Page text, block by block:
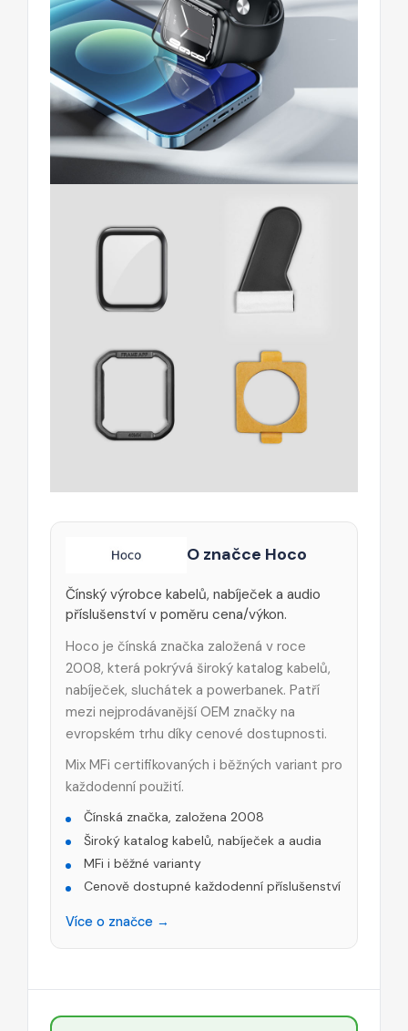
O značce Hoco
Čínský výrobce kabelů, nabíječek a audio
příslušenství v poměru cena/výkon.
Hoco je čínská značka založená v roce
2008, která pokrývá široký katalog kabelů,
nabíječek, sluchátek a powerbanek. Patří
mezi nejprodávanější OEM značky na
evropském trhu díky cenové dostupnosti.
Mix MFi certifikovaných i běžných variant pro
každodenní použití.
Čínská značka, založena 2008
Široký katalog kabelů, nabíječek a audia
MFi i běžné varianty
Cenově dostupné každodenní příslušenství
Více o značce →